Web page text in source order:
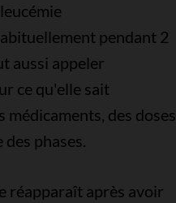
pendant 2
aussi appeler
ce qu'elle sait
des doses
phases.
réapparaît après avoir